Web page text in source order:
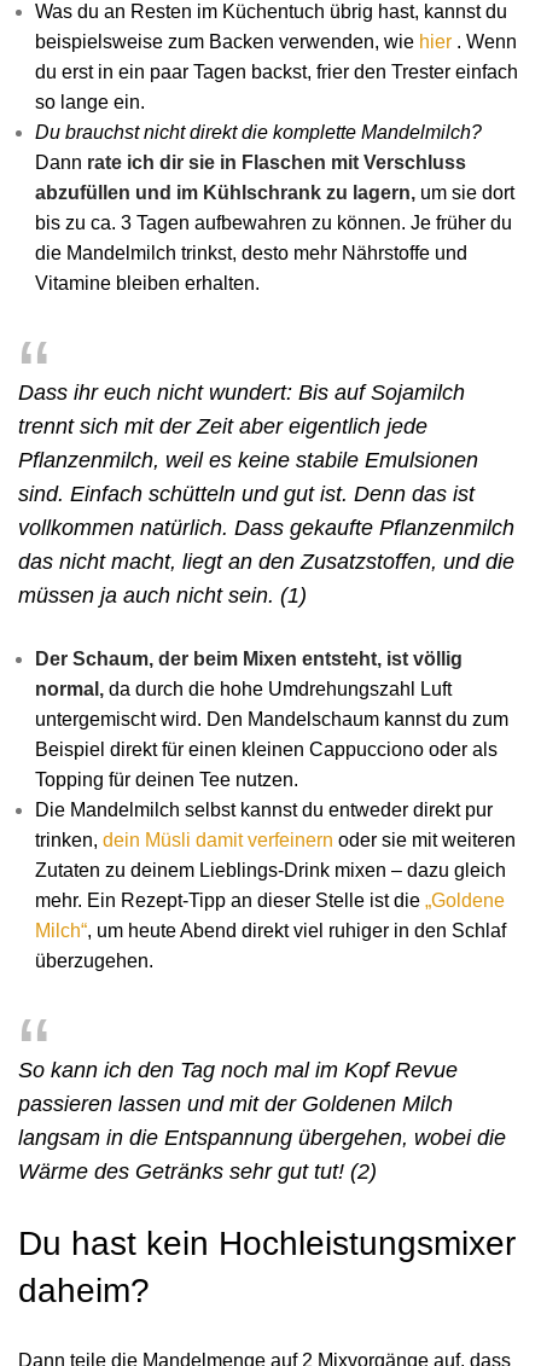
Was du an Resten im Küchentuch übrig hast, kannst du
beispielsweise zum Backen verwenden, wie hier . Wenn
du erst in ein paar Tagen backst, frier den Trester einfach
so lange ein.
Du brauchst nicht direkt die komplette Mandelmilch?
Dann rate ich dir sie in Flaschen mit Verschluss
abzufüllen und im Kühlschrank zu lagern, um sie dort
bis zu ca. 3 Tagen aufbewahren zu können. Je früher du
die Mandelmilch trinkst, desto mehr Nährstoffe und
Vitamine bleiben erhalten.
Dass ihr euch nicht wundert: Bis auf Sojamilch
trennt sich mit der Zeit aber eigentlich jede
Pflanzenmilch, weil es keine stabile Emulsionen
sind. Einfach schütteln und gut ist. Denn das ist
vollkommen natürlich. Dass gekaufte Pflanzenmilch
das nicht macht, liegt an den Zusatzstoffen, und die
müssen ja auch nicht sein. (1)
Der Schaum, der beim Mixen entsteht, ist völlig
normal, da durch die hohe Umdrehungszahl Luft
untergemischt wird. Den Mandelschaum kannst du zum
Beispiel direkt für einen kleinen Cappucciono oder als
Topping für deinen Tee nutzen.
Die Mandelmilch selbst kannst du entweder direkt pur
trinken, dein Müsli damit verfeinern oder sie mit weiteren
Zutaten zu deinem Lieblings-Drink mixen – dazu gleich
mehr. Ein Rezept-Tipp an dieser Stelle ist die „Goldene
Milch“, um heute Abend direkt viel ruhiger in den Schlaf
überzugehen.
So kann ich den Tag noch mal im Kopf Revue
passieren lassen und mit der Goldenen Milch
langsam in die Entspannung übergehen, wobei die
Wärme des Getränks sehr gut tut! (2)
Du hast kein Hochleistungsmixer
daheim?
Dann teile die Mandelmenge auf 2 Mixvorgänge auf, dass